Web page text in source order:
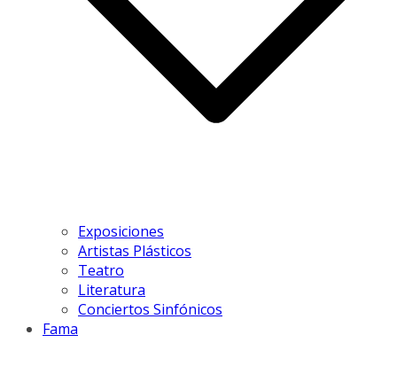
Exposiciones
Artistas Plásticos
Teatro
Literatura
Conciertos Sinfónicos
Fama